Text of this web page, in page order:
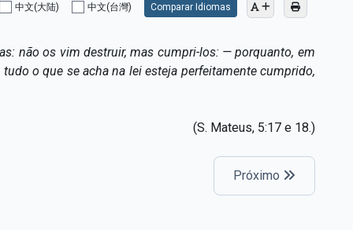
中文(大陆) 中文(台灣) Comparar Idiomas
não os vim destruir, mas cumpri-los: — porquanto, em
o que se acha na lei esteja perfeitamente cumprido,
(S. Mateus, 5:17 e 18.)
Próximo